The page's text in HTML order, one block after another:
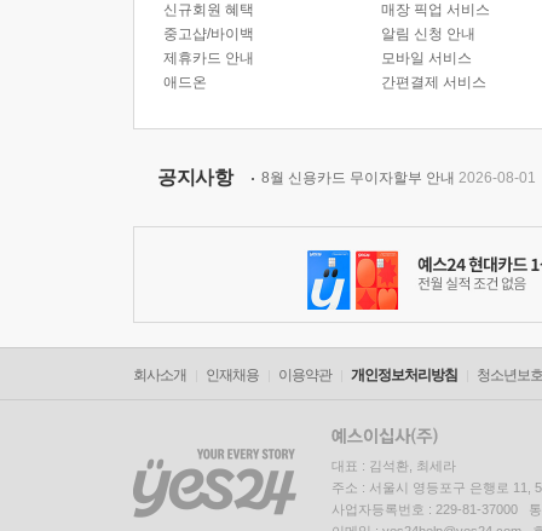
신규회원 혜택
중고샵/바이백
제휴카드 안내
애드온
매장 픽업 서비스
알림 신청 안내
모바일 서비스
간편결제 서비스
공지사항 8월 신용카드 무이자할부 안내 2026-08-01
회사소개 인재채용 이용약관 개인정보처리방침 청소년보
대표 : 김석환, 최세라
주소 : 서울시 영등포구 은행로 11,
사업자등록번호 : 229-81-37000